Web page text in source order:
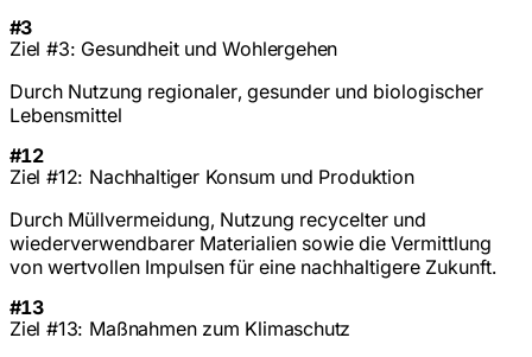
#3
Ziel #3: Gesundheit und Wohlergehen
Durch Nutzung regionaler, gesunder und biologischer
Lebensmittel
#12
Ziel #12: Nachhaltiger Konsum und Produktion
Durch Müllvermeidung, Nutzung recycelter und
wiederverwendbarer Materialien sowie die Vermittlung
von wertvollen Impulsen für eine nachhaltigere Zukunft.
#13
Ziel #13: Maßnahmen zum Klimaschutz